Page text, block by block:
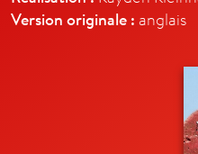
Version originale : anglais